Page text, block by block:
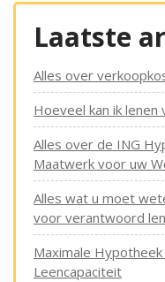
Laatste
Alles over
Hoeveel kan ik
Alles over de ING
Maatwerk voor uw
Alles wat u moet
voor verantwoord
Maximale Hypotheek
Leencapaciteit